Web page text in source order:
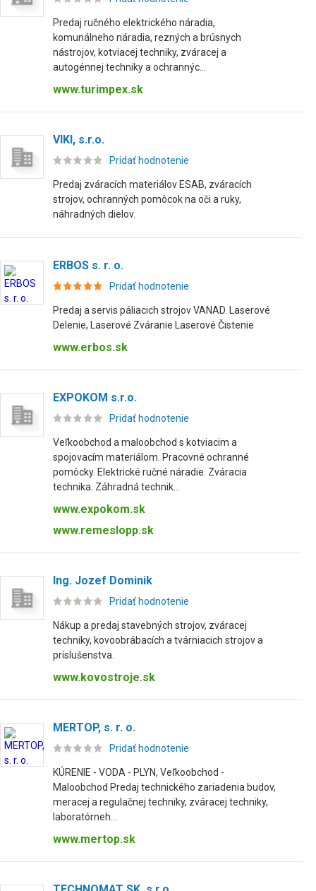
Predaj ručného elektrického náradia,
komunálneho náradia, rezných a brúsnych
nástrojov, kotviacej techniky, zváracej a
autogénnej techniky a ochrannýc...
www.turimpex.sk
VIKI, s.r.o.
Pridať hodnotenie
Predaj zváracích materiálov ESAB, zváracích
strojov, ochranných pomôcok na oči a ruky,
náhradných dielov.
ERBOS s. r. o.
Pridať hodnotenie
Predaj a servis páliacich strojov VANAD. Laserové
Delenie, Laserové Zváranie Laserové Čistenie
www.erbos.sk
EXPOKOM s.r.o.
Pridať hodnotenie
Veľkoobchod a maloobchod s kotviacim a
spojovacím materiálom. Pracovné ochranné
pomôcky. Elektrické ručné náradie. Zváracia
technika. Záhradná technik...
www.expokom.sk
www.remeslopp.sk
Ing. Jozef Dominik
Pridať hodnotenie
Nákup a predaj stavebných strojov, zváracej
techniky, kovoobrábacích a tvárniacich strojov a
príslušenstva.
www.kovostroje.sk
MERTOP, s. r. o.
Pridať hodnotenie
KÚRENIE - VODA - PLYN, Veľkoobchod -
Maloobchod Predaj technického zariadenia budov,
meracej a regulačnej techniky, zváracej techniky,
laboratórneh...
www.mertop.sk